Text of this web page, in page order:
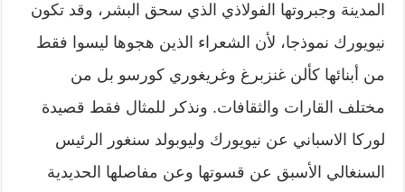
المدينة وجبروتها الفولاذي الذي سحق البشر، وقد تكون
نيويورك نموذجا، لأن الشعراء الذين هجوها ليسوا فقط
من أبنائها كألن غنزبرغ وغريغوري كورسو بل من
مختلف القارات والثقافات. ونذكر للمثال فقط قصيدة
لوركا الاسباني عن نيويورك وليوبولد سنغور الرئيس
السنغالي الأسبق عن قسوتها وعن مفاصلها الحديدية